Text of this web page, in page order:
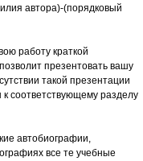
автора)-(порядковый
работу краткой
презентовать вашу
такой презентации
соответствующему разделу
автобиографии,
все те учебные